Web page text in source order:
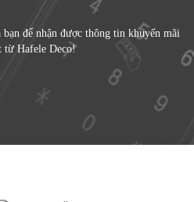
để nhận được thông tin khuyến mãi
từ Hafele Deco!